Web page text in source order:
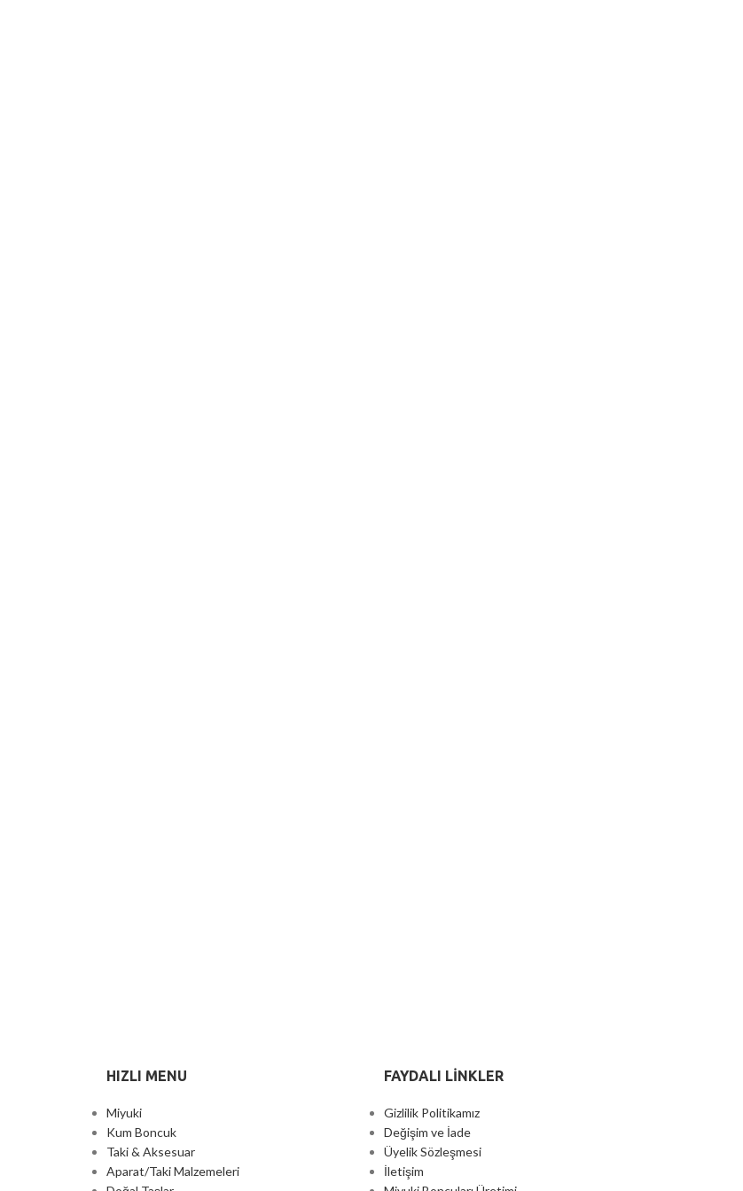
HIZLI MENU
Miyuki
Kum Boncuk
Taki & Aksesuar
Aparat/Taki Malzemeleri
FAYDALI LİNKLER
Gizlilik Politikamız
Değişim ve İade
Üyelik Sözleşmesi
İletişim